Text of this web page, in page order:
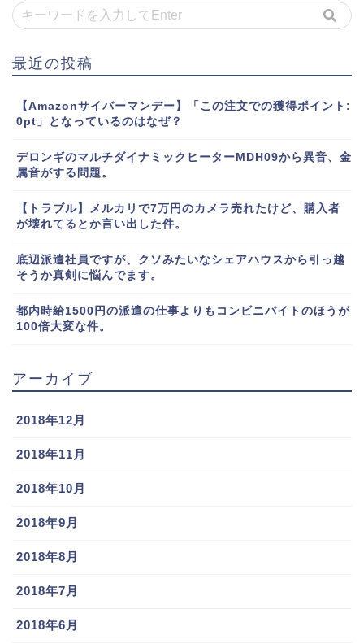
最近の投稿
【Amazonサイバーマンデー】「この注文での獲得ポイント:
0pt」となっているのはなぜ？
デロンギのマルチダイナミックヒーターMDH09から異音、金
属音がする問題。
【トラブル】メルカリで7万円のカメラ売れたけど、購入者
が壊れてるとか言い出した件。
底辺派遣社員ですが、クソみたいなシェアハウスから引っ越
そうか真剣に悩んでます。
都内時給1500円の派遣の仕事よりもコンビニバイトのほうが
100倍大変な件。
アーカイブ
2018年12月
2018年11月
2018年10月
2018年9月
2018年8月
2018年7月
2018年6月